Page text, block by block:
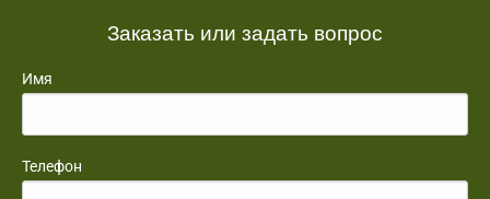
Заказать или задать вопрос
Имя
Телефон